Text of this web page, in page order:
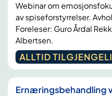
Webinar om
av spiseforstyrrelser.
Foreleser: Guro Årdal
Albertsen.
ALLTID
Ernæringsbehandling